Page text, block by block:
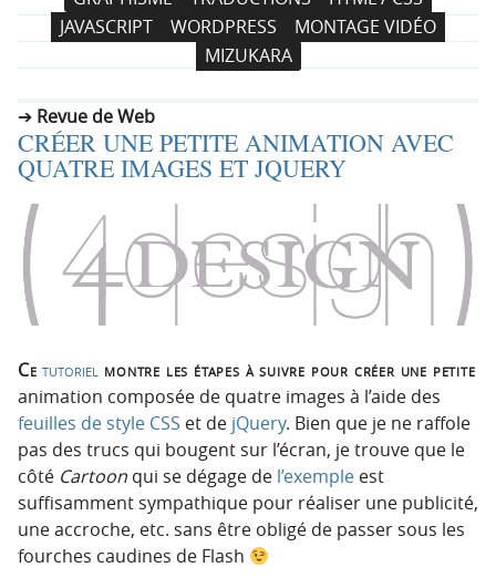
n
a
v
i
a
t
i
n
r
c
i
p
a
l
e
l
l
e
a
u
c
n
e
n
JAVASCRIPT
WORDPRESS
MONTAGE VIDÉO
MIZUKARA
Revue de Web
CRÉER UNE PETITE ANIMATION AVEC
QUATRE IMAGES ET JQUERY
Cetutoriel montre les étapes à suivre pour créer une petite
animation composée de quatre images à l’aide des
feuilles de style CSS et de jQuery. Bien que je ne raffole
pas des trucs qui bougent sur l’écran, je trouve que le
côté Cartoon qui se dégage de l’exemple est
suffisamment sympathique pour réaliser une publicité,
une accroche, etc. sans être obligé de passer sous les
fourches caudines de Flash